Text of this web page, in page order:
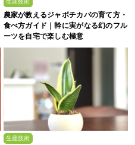
生産技術
農家が教えるジャボチカバの育て方・
食べ方ガイド｜幹に実がなる幻のフル
ーツを自宅で楽しむ極意
生産技術